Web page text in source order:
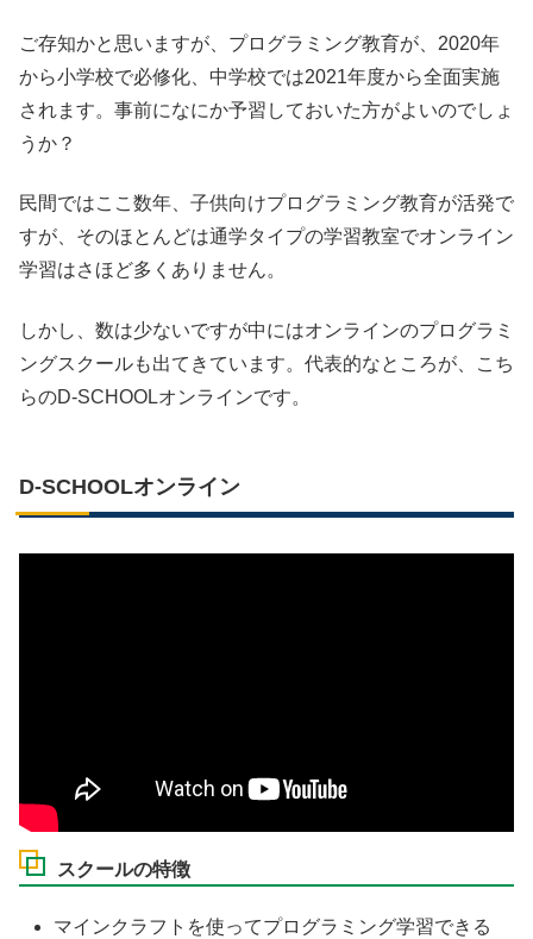
ご存知かと思いますが、プログラミング教育が、2020年
から小学校で必修化、中学校では2021年度から全面実施
されます。事前になにか予習しておいた方がよいのでしょ
うか？
民間ではここ数年、子供向けプログラミング教育が活発で
すが、そのほとんどは通学タイプの学習教室でオンライン
学習はさほど多くありません。
しかし、数は少ないですが中にはオンラインのプログラミ
ングスクールも出てきています。代表的なところが、こち
らのD-SCHOOLオンラインです。
D-SCHOOLオンライン
スクールの特徴
マインクラフトを使ってプログラミング学習できる